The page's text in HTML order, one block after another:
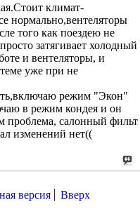
климат-
нормально,вентеляторы
того как поездею не
затягивает холодный
и вентеляторы, и
уже при не
режим "Экон"
в режим кондея и он
проблема, салонный фильт
изменений нет((
версия Вверх